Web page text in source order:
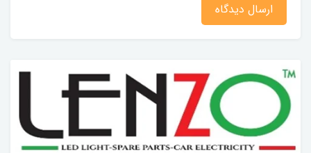
ارسال دیدگاه